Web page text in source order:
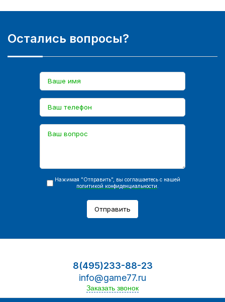
Остались вопросы?
Нажимая "Отправить", вы соглашаетесь с нашей
политикой конфиденциальности
Отправить
8(495)233-88-23
info@game77.ru
Заказать звонок